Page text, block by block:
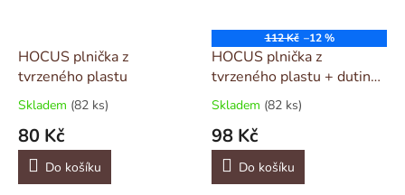
HOCUS plnička z
tvrzeného plastu
Skladem (82 ks)
80 Kč
Do košíku
112 Kč –12 %
HOCUS plnička z
tvrzeného plastu + dutinky
Hocus 200
Skladem (82 ks)
98 Kč
Do košíku